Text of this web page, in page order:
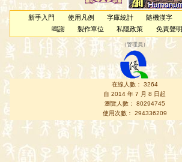
新手入門 使用凡例 字庫統計 隨機漢字
鳴謝
製作單位 私隱政策 免責聲明
（管理員 ）
在線人數： 3264
自 2014 年 7 月 8 日起
瀏覽人數： 80294745
使用次數： 294336209